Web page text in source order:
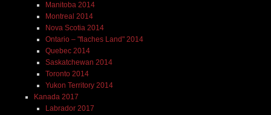
Manitoba 2014
Montreal 2014
Nova Scotia 2014
Ontario – "flaches Land" 2014
Quebec 2014
Saskatchewan 2014
Toronto 2014
Yukon Territory 2014
Kanada 2017
Labrador 2017